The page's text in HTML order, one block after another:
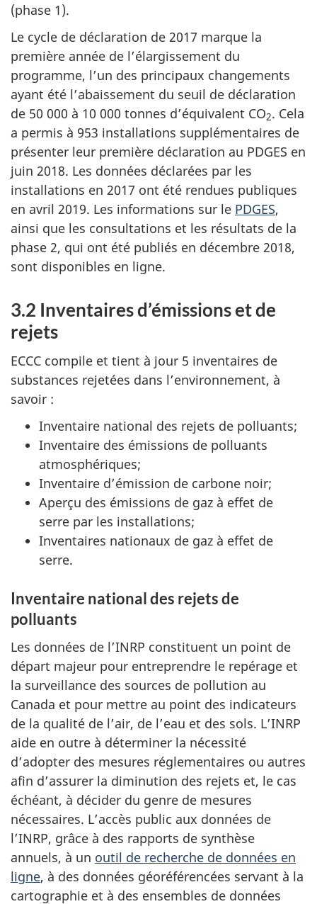
(phase 1).
Le cycle de déclaration de 2017 marque la
première année de l’élargissement du
programme, l’un des principaux changements
ayant été l’abaissement du seuil de déclaration
de 50 000 à 10 000 tonnes d’équivalent CO2. Cela
a permis à 953 installations supplémentaires de
présenter leur première déclaration au PDGES en
juin 2018. Les données déclarées par les
installations en 2017 ont été rendues publiques
en avril 2019. Les informations sur le PDGES,
ainsi que les consultations et les résultats de la
phase 2, qui ont été publiés en décembre 2018,
sont disponibles en ligne.
3.2 Inventaires d’émissions et de
rejets
ECCC compile et tient à jour 5 inventaires de
substances rejetées dans l’environnement, à
savoir :
Inventaire national des rejets de polluants;
Inventaire des émissions de polluants
atmosphériques;
Inventaire d’émission de carbone noir;
Aperçu des émissions de gaz à effet de
serre par les installations;
Inventaires nationaux de gaz à effet de
serre.
Inventaire national des rejets de
polluants
Les données de l’INRP constituent un point de
départ majeur pour entreprendre le repérage et
la surveillance des sources de pollution au
Canada et pour mettre au point des indicateurs
de la qualité de l’air, de l’eau et des sols. L’INRP
aide en outre à déterminer la nécessité
d’adopter des mesures réglementaires ou autres
afin d’assurer la diminution des rejets et, le cas
échéant, à décider du genre de mesures
nécessaires. L’accès public aux données de
l’INRP, grâce à des rapports de synthèse
annuels, à un outil de recherche de données en
ligne, à des données géoréférencées servant à la
cartographie et à des ensembles de données